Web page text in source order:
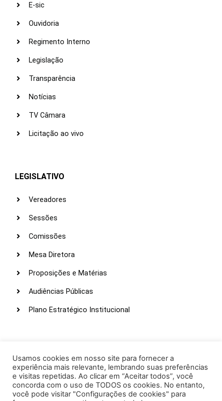
E-sic
Ouvidoria
Regimento Interno
Legislação
Transparência
Notícias
TV Câmara
Licitação ao vivo
LEGISLATIVO
Vereadores
Sessões
Comissões
Mesa Diretora
Proposições e Matérias
Audiências Públicas
Plano Estratégico Institucional
Webmail
Intranet
Administração
Usamos cookies em nosso site para fornecer a
experiência mais relevante, lembrando suas preferências
e visitas repetidas. Ao clicar em “Aceitar todos”, você
concorda com o uso de TODOS os cookies. No entanto,
você pode visitar "Configurações de cookies" para